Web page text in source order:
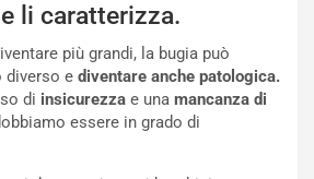
li caratterizza.
più grandi, la bugia può
diverso e diventare anche patologica.
di insicurezza e una mancanza di
essere in grado di